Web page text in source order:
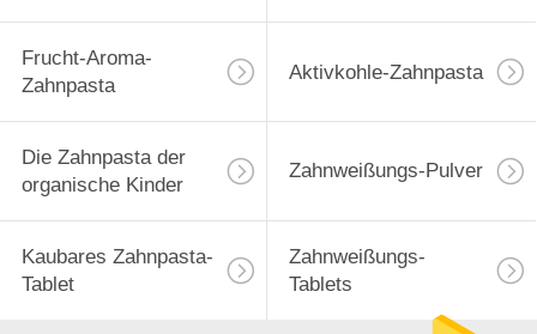
Frucht-Aroma-
Zahnpasta
Aktivkohle-Zahnpasta
Die Zahnpasta der
organische Kinder
Zahnweißungs-Pulver
Kaubares Zahnpasta-
Tablet
Zahnweißungs-
Tablets